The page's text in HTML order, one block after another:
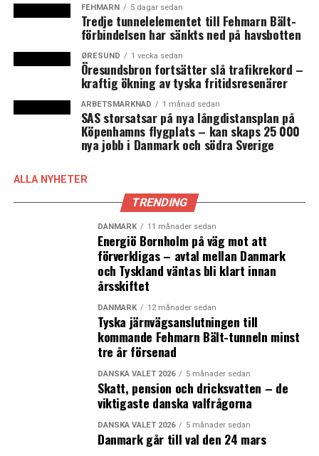
Det förekommer ocksåspekulationer om huruvida
pakten mellan de statliga, regionala och kommunala
fackföreningsparterna nu knakar i fogarna. En viktig
faktor i förhandlingsläget är att de gått samman om att
samtliga parters krav måste uppfyllas innan några avtal
sluts. De tre viktiga frågorna är löneutvecklingen,
lärarnas arbetstid – vilket är en kommunal fråga – och
betald lunchrast för de statligt anställda.
Kommunernas förhandlare på arbetsgivarsidan, Michael
in i en storkonflikt på grund av krav från så specifika
– Jag tycker att det skulle vara mycket svårt att förklara
om det slutar så. Det skulle vara mycket beklagligt och
jag tror att den danska befolkningen skulle vara mycket
oförstående inför det, säger han tillDR Nyheder
Hittills har dockopinionsmätningarvisat att
danskarnas sympatier framför allt ligger hos
fackföreningssidan.
De kommunalt anställdas huvudförhandlare Anders
Bondo Christensen håller fast vid pakten mellan de
statliga, regionala och kommunala parterna.
FEHMARN 5 dagar sedan
Tredje tunnelelementet till Fehmarn Bält-
förbindelsen har sänkts ned på havsbotten
ØRESUND 1 vecka sedan
Öresundsbron fortsätter slå trafikrekord –
kraftig ökning av tyska fritidsresenärer
ARBETSMARKNAD 1 månad sedan
SAS storsatsar på nya långdistansplan på
Köpenhamns flygplats – kan skaps 25 000
nya jobb i Danmark och södra Sverige
ALLA NYHETER
TRENDING
DANMARK 11 månader sedan
Energiö Bornholm på väg mot att
förverkligas – avtal mellan Danmark
och Tyskland väntas bli klart innan
årsskiftet
DANMARK 12 månader sedan
Tyska järnvägsanslutningen till
kommande Fehmarn Bält-tunneln minst
tre år försenad
DANSKA VALET 2026 5 månader sedan
Skatt, pension och dricksvatten – de
viktigaste danska valfrågorna
DANSKA VALET 2026 5 månader sedan
Danmark går till val den 24 mars